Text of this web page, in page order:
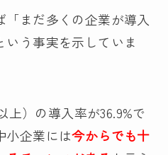
まだ多くの企業が導入
う事実を示していま
上）の導入率が36.9%で
小企業には今からでも十